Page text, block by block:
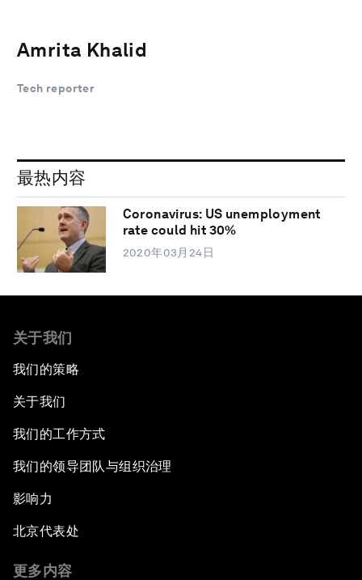
Amrita Khalid
Tech reporter
最热内容
Coronavirus: US unemployment
rate could hit 30%
2020年03月24日
关于我们
我们的策略
关于我们
我们的工作方式
我们的领导团队与组织治理
影响力
北京代表处
更多内容